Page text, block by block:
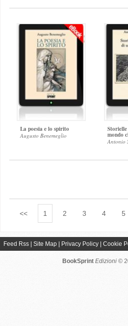
La poesia e lo spirito
Augusto Benemeglio mondo
Antonio
<< 1 2 3 4 5
Feed Rss Site Map Privacy Policy Cookie
BookSprint Edizioni ©